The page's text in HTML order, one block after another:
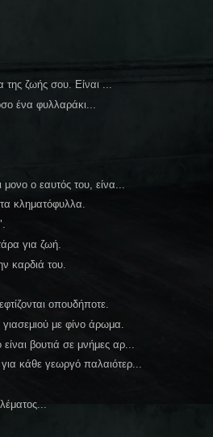
της ζωής σου. Είναι ...
ένα φυλλαράκι...
ο εαυτός του, είνα...
κληματόφυλλα.
για ζωή.
καρδιά του.
οπουδήποτε.
με φίνο άρωμα.
βουτιά σε μνήμες αρ...
κάθε γεωργό παλαιότερ...